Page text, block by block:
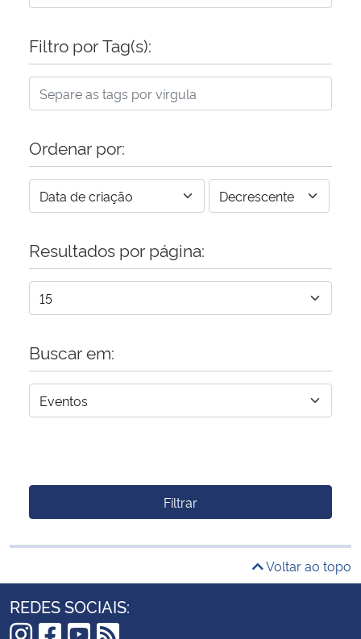
Filtro por Tag(s):
Ordenar por:
Resultados por página:
Buscar em:
Filtrar
Voltar ao topo
REDES SOCIAIS: